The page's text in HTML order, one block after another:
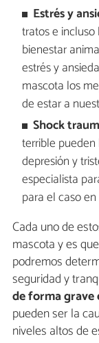
Estrés y
tratos e
bienestar
estrés y
mascota los
de estar a
Shock
terrible
depresión y
especialista
para el caso
Cada uno de
mascota y es
podremos
seguridad y
de forma grave
pueden ser la
niveles altos de